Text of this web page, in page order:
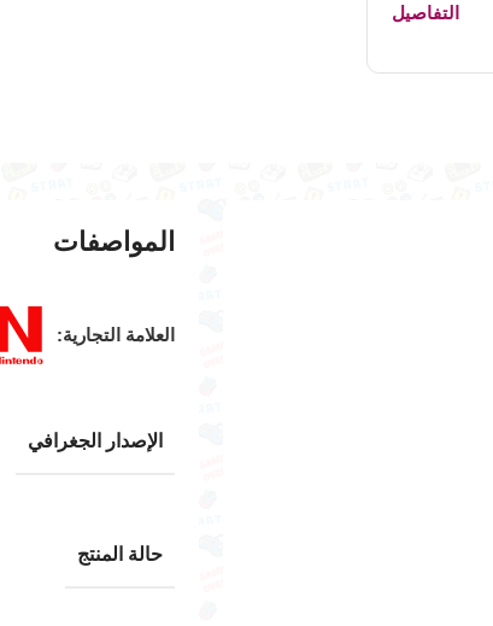
التفاصيل
المواصفات
العلامة التجارية:
الإصدار الجغرافي
حالة المنتج